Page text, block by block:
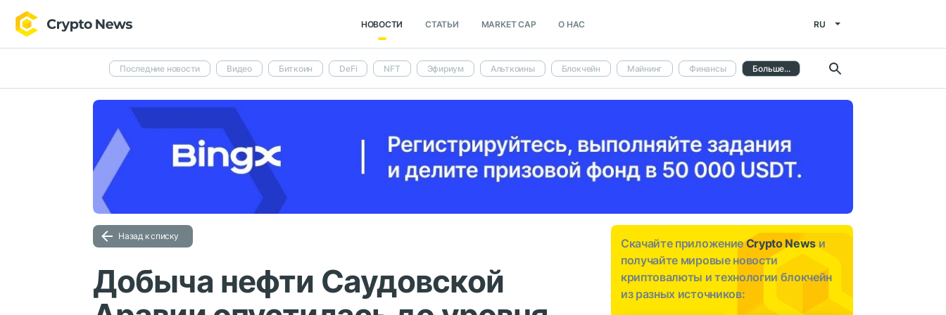
НОВОСТИ СТАТЬИ MARKET CAP О НАС RU
Последние новости Видео Биткоин DeFi NFT Эфириум Альткоины Блокчейн Майнинг Финансы Больше...
Назад к списку
Добыча нефти Саудовской
Скачайте приложениеCrypto News и
получайте мировые новости
криптовалюты и технологии блокчейн
из разных источников: